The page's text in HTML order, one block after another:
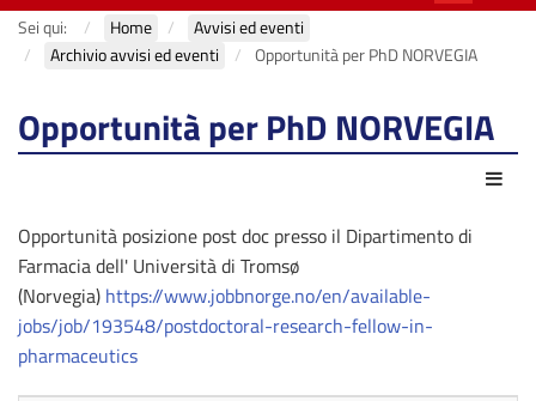
Sei qui: Home
Avvisi ed eventi
Archivio avvisi ed eventi
Opportunità per PhD NORVEGIA
Opportunità per PhD NORVEGIA
Opportunità posizione post doc presso il Dipartimento di
Farmacia dell' Università di Tromsø
(Norvegia) https://www.jobbnorge.no/en/available-
jobs/job/193548/postdoctoral-research-fellow-in-
pharmaceutics